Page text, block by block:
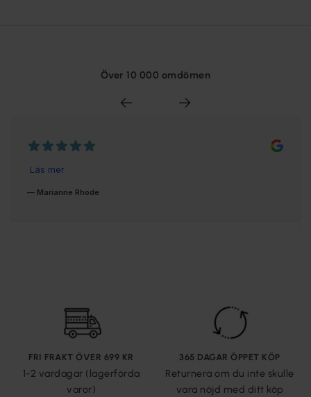
Över 10 000 omdömen
FRI FRAKT ÖVER 699 KR
1-2 vardagar (lagerförda
varor)
365 DAGAR ÖPPET KÖP
Returnera om du inte skulle
vara nöjd med ditt köp